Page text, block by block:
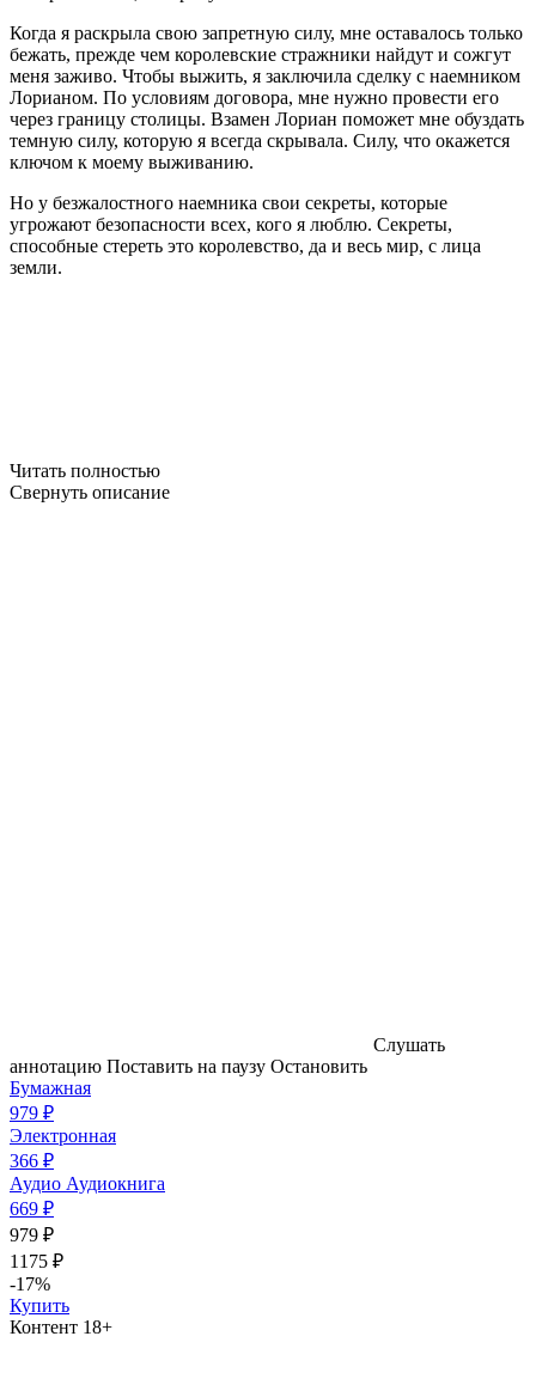
Когда я раскрыла свою запретную силу, мне оставалось только
бежать, прежде чем королевские стражники найдут и сожгут
меня заживо. Чтобы выжить, я заключила сделку с наемником
Лорианом. По условиям договора, мне нужно провести его
через границу столицы. Взамен Лориан поможет мне обуздать
темную силу, которую я всегда скрывала. Силу, что окажется
ключом к моему выживанию.
Но у безжалостного наемника свои секреты, которые
угрожают безопасности всех, кого я люблю. Секреты,
способные стереть это королевство, да и весь мир, с лица
земли.
Читать полностью
Свернуть описание
Слушать
аннотацию Поставить на паузу Остановить
Бумажная
979 ₽
Электронная
366 ₽
Аудио Аудиокнига
669 ₽
979 ₽
1175 ₽
-17%
Купить
Контент 18+